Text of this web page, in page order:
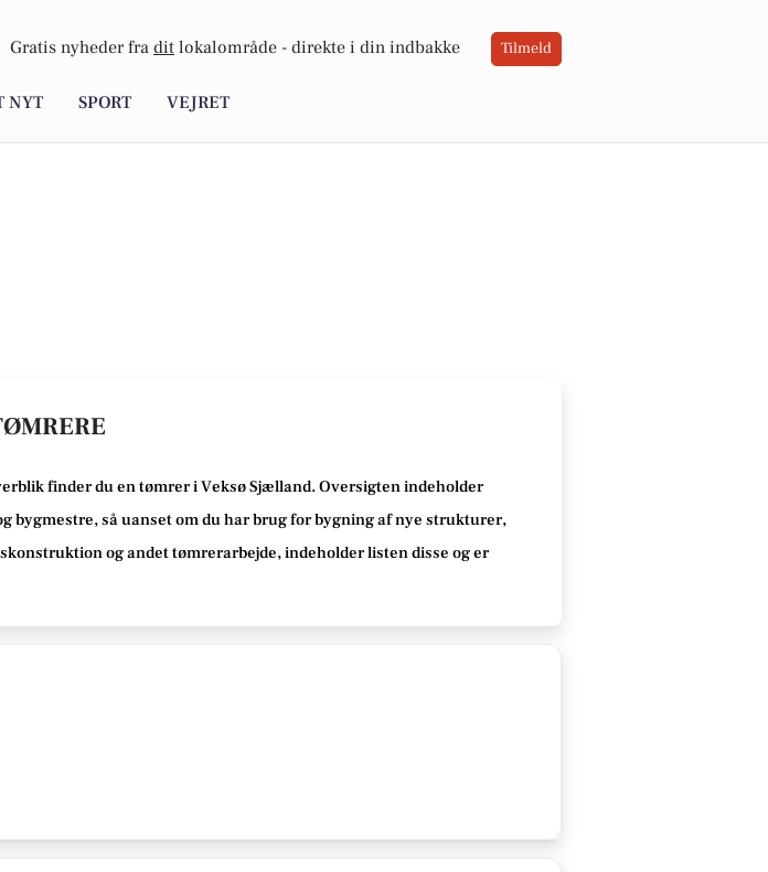
Gratis nyheder fra dit lokalområde - direkte i din indbakke Tilmeld
NYT SPORT VEJRET
finder du en tømrer i Veksø Sjælland.Oversigten indeholder
bygmestre,så uanset om du har brug for bygning af nye strukturer,
og andet tømrerarbejde, indeholder listen disse og er